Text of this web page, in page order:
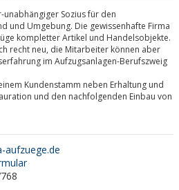
unabhängiger Sozius für den
und Umgebung. Die gewissenhafte Firma
kompletter Artikel und Handelsobjekte.
recht neu, die Mitarbeiter können aber
im Aufzugsanlagen-Berufszweig
Kundenstamm neben Erhaltung und
und den nachfolgenden Einbau von
aufzuege.de